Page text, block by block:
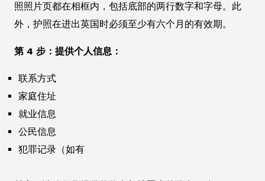
照照片页都在相框内，包括底部的两行数字和字母。此
外，护照在进出英国时必须至少有六个月的有效期。
第 4 步：提供个人信息：
联系方式
家庭住址
就业信息
公民信息
犯罪记录（如有